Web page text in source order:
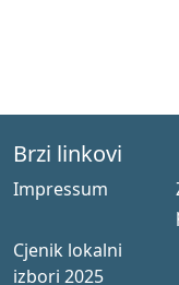
Brzi linkovi
Impressum
Cjenik lokalni
izbori 2025